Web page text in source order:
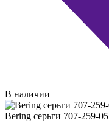
В наличии
Bering серьги 707-259-05